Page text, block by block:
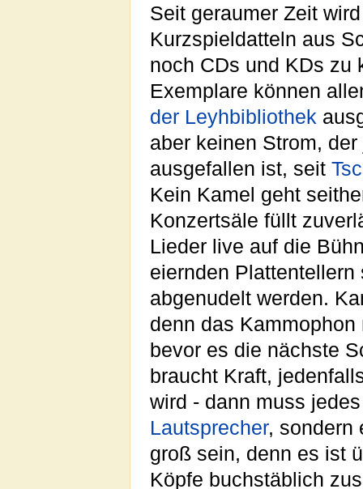
Seit geraumer Zeit
Kurzspieldatteln aus
noch CDs und KDs zu
Exemplare können
der Leyhbibliothek
aber keinen Strom,
ausgefallen ist, seit
Kein Kamel geht
Konzertsäle füllt
Lieder live auf die
eiernden
abgenudelt werden.
denn das
bevor es die nächste
braucht Kraft,
wird - dann muss
Lautsprecher, sondern
groß sein, denn es ist
Köpfe buchstäblich